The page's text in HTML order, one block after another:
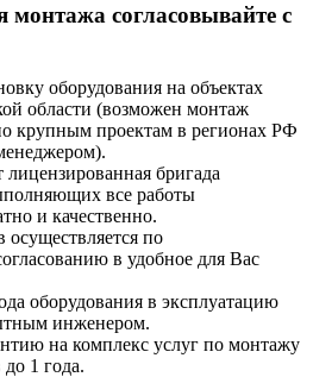
монтажа согласовывайте с
оборудования на объектах
области (возможен монтаж
крупным проектам в регионах РФ
бригада
все работы
и качественно.
осуществляется по
в удобное для Вас
оборудования в эксплуатацию
инженером.
на комплекс услуг по монтажу
1 года.